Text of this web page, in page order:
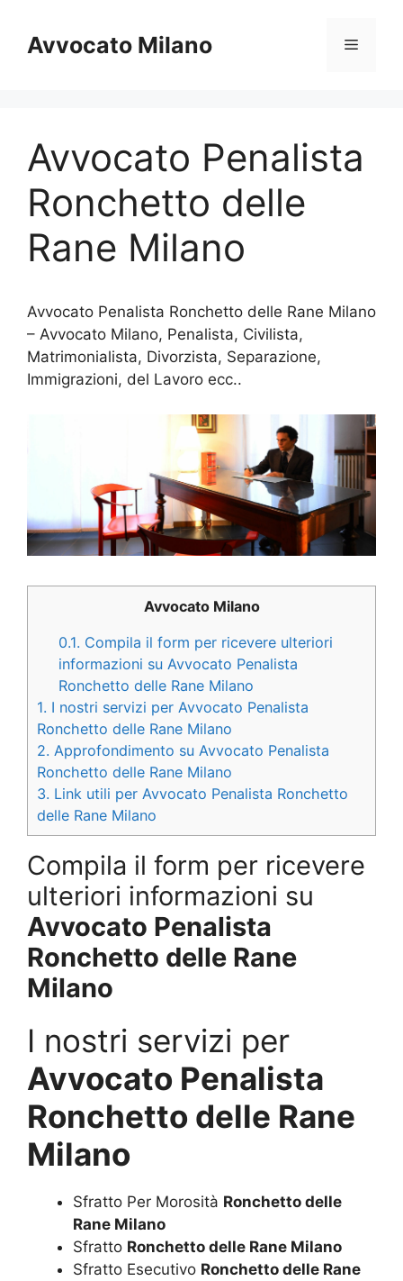
contenuto
Avvocato Milano Menu
Avvocato Penalista
Ronchetto delle
Rane Milano
Avvocato Penalista Ronchetto delle Rane Milano
– Avvocato Milano, Penalista, Civilista,
Matrimonialista, Divorzista, Separazione,
Immigrazioni, del Lavoro ecc..
Avvocato Milano
0.1. Compila il form per ricevere ulteriori
informazioni su Avvocato Penalista
Ronchetto delle Rane Milano
1. I nostri servizi per Avvocato Penalista
Ronchetto delle Rane Milano
2. Approfondimento su Avvocato Penalista
Ronchetto delle Rane Milano
3. Link utili per Avvocato Penalista Ronchetto
delle Rane Milano
Compila il form per ricevere
ulteriori informazioni su
Avvocato Penalista
Ronchetto delle Rane
Milano
I nostri servizi per
Avvocato Penalista
Ronchetto delle Rane
Milano
Sfratto Per Morosità Ronchetto delle
Rane Milano
Sfratto Ronchetto delle Rane Milano
Sfratto Esecutivo Ronchetto delle Rane